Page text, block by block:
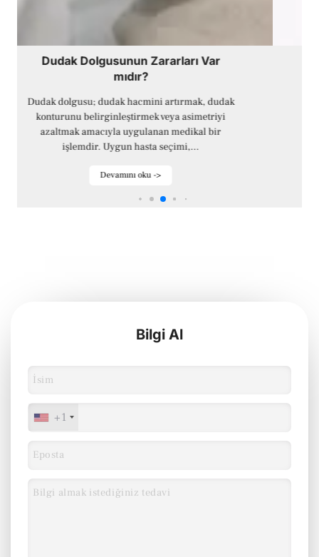
Yanlış Dudak Dolgusu Nasıl Anlaşılır?
en sık sorduğu sorulardan biri, ortaya çıkan
görünümün “normal iyileşme sürecine mi” yoksa
“yanlış...
Bilgi Al
+1